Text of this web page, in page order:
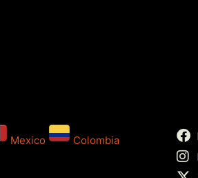
Mexico Colombia